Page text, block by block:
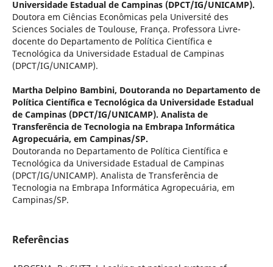
Universidade Estadual de Campinas (DPCT/IG/UNICAMP).
Doutora em Ciências Econômicas pela Université des
Sciences Sociales de Toulouse, França. Professora Livre-
docente do Departamento de Política Científica e
Tecnológica da Universidade Estadual de Campinas
(DPCT/IG/UNICAMP).
Martha Delpino Bambini, Doutoranda no Departamento de
Política Científica e Tecnológica da Universidade Estadual
de Campinas (DPCT/IG/UNICAMP). Analista de
Transferência de Tecnologia na Embrapa Informática
Agropecuária, em Campinas/SP.
Doutoranda no Departamento de Política Científica e
Tecnológica da Universidade Estadual de Campinas
(DPCT/IG/UNICAMP). Analista de Transferência de
Tecnologia na Embrapa Informática Agropecuária, em
Campinas/SP.
Referências